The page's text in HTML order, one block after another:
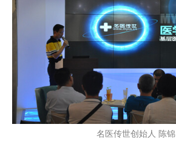
名医传世创始人 陈锦